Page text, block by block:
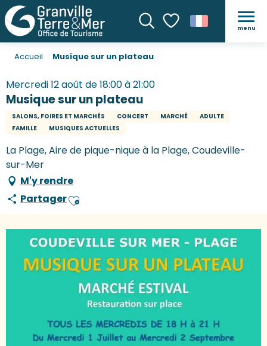
Recherche
Voir les favoris
menu
Accueil Musique sur un plateau
Mercredi 12 août de 18:00 à 21:00
Musique sur un plateau
SALONS, FOIRES ET MARCHÉS CONCERT MARCHÉ
ADULTE
FAMILLE
MUSIQUES ACTUELLES
La Plage, Aire de pique-nique à la Plage, Coudeville-
sur-Mer
M'y rendre
PartagerAjouter aux favoris